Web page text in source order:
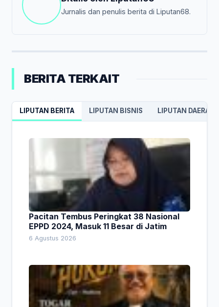
Jurnalis dan penulis berita di Liputan68.
BERITA TERKAIT
LIPUTAN BERITA LIPUTAN BISNIS LIPUTAN DAERAH
Pacitan Tembus Peringkat 38 Nasional
EPPD 2024, Masuk 11 Besar di Jatim
6 Agustus 2026